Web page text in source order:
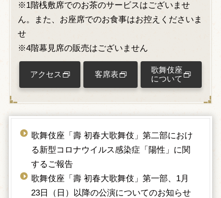
※1階桟敷席でのお茶のサービスはございませ
ん。また、お座席でのお食事はお控えくださいま
せ
※4階幕見席の販売はございません
アクセス 客席表
歌舞伎座
について
歌舞伎座「壽 初春大歌舞伎」第二部におけ
る新型コロナウイルス感染症「陽性」に関
するご報告
歌舞伎座「壽 初春大歌舞伎」第一部、1月
23日（日）以降の公演についてのお知らせ